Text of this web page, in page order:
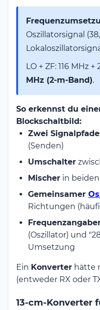
Oszillatorsignal
LO + ZF: 116 MHz
MHz (2-m-Band).
So erkennst du
Blockschaltbild:
Zwei
(Senden)
Umschalter
Mischer in
Gemeinsamer
Richtungen
(Oszillator) und
Umsetzung
Ein Konverter hätte
(entweder RX oder
13-cm-Konverter